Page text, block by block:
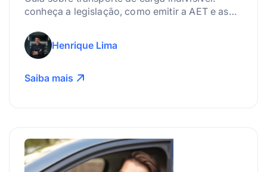
conheça a legislação, como emitir a AET e as
Henrique Lima
Saiba mais